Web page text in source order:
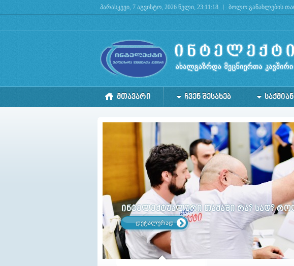
: mysql_connect(): The mysql extension is deprecated and will be removed in the future: use mysqli or PDO
პარასკევი, 7 აგვისტო, 2026 წელი, 23:11:19 ბოლო განახლების
ᲛᲗᲐᲕᲐᲠᲘ ᲩᲕᲔᲜ ᲨᲔᲡᲐᲮᲔᲑ
იმიგრანტთა მხარდაჭერის პროგრამა